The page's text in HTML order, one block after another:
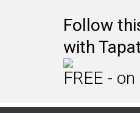
Follow
with
FREE -